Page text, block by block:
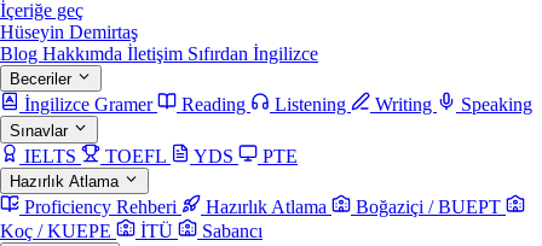
İçeriğe geç
Hüseyin Demirtaş
Blog Hakkımda İletişim Sıfırdan İngilizce
Beceriler
İngilizce Gramer Reading Listening Writing Speaking
Sınavlar
IELTS TOEFL YDS PTE
Hazırlık Atlama
Proficiency Rehberi Hazırlık Atlama
Boğaziçi / BUEPT
Koç / KUEPE
İTÜ Sabancı